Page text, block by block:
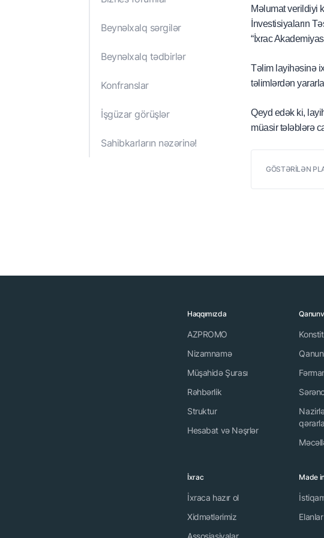
Nazirlər Kabinetinin
İqtisadiyyat Nazirliyinin
Beynəlxalq sərgilər
Beynəlxalq tədbirlər
Konfranslar
İşgüzar görüşlər
Sahibkarların nəzərinə!
Məlumat verildiyi
İnvestisiyaların
“İxrac
Təlim layihəsinə
təlimlərdən
Qeyd edək ki,
müasir tələblərə
GÖSTƏRİLƏN
Haqqımızda
AZPROMO
Nizamnamə
Müşahidə Şurası
Rəhbərlik
Struktur
Hesabat və Nəşrlər
İxrac
İxraca hazır ol
Xidmətlərimiz
Assosiasiyalar
Made
Elanlar